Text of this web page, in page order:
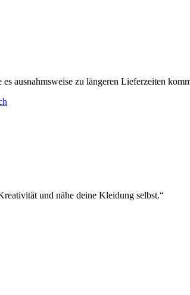
ausnahmsweise zu längeren Lieferzeiten
und nähe deine Kleidung selbst.“